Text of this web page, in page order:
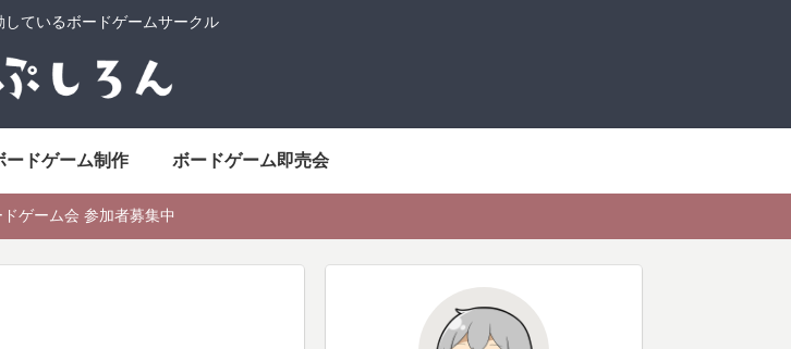
しているボードゲームサークル
ードゲーム制作 ボードゲーム即売会
ゲーム会 参加者募集中